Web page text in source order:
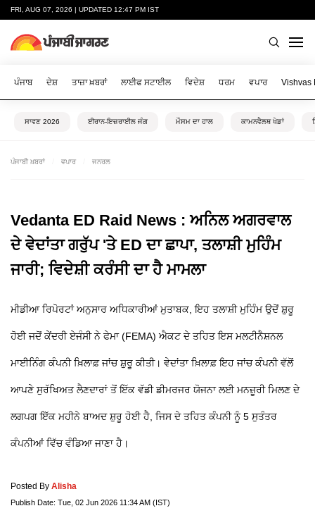
FRI, AUG 07, 2026 | UPDATED 12:47 PM IST
ਪੰਜਾਬ ਦੇਸ਼ ਤਾਜ਼ਾ ਖ਼ਬਰਾਂ ਲਾਈਫ ਸਟਾਈਲ ਵਿਦੇਸ਼ ਧਰਮ ਵਪਾਰ Vishvas
ਸਾਵਣ 2026 ਈਰਾਨ-ਇਜ਼ਰਾਈਲ ਜੰਗ ਮੌਸਮ ਦਾ ਹਾਲ ਕਾਮਨਵੈਲਥ ਖੇਡਾਂ
ਪੰਜਾਬੀ ਖ਼ਬਰਾਂ ਵਪਾਰ ਜਨਰਲ
Vedanta ED Raid News : ਅਨਿਲ ਅਗਰਵਾਲ
ਦੇ ਵੇਦਾਂਤਾ ਗਰੁੱਪ 'ਤੇ ED ਦਾ ਛਾਪਾ, ਤਲਾਸ਼ੀ ਮੁਹਿੰਮ
ਜਾਰੀ; ਵਿਦੇਸ਼ੀ ਕਰੰਸੀ ਦਾ ਹੈ ਮਾਮਲਾ
ਮੀਡੀਆ ਰਿਪੋਰਟਾਂ ਅਨੁਸਾਰ ਅਧਿਕਾਰੀਆਂ ਮੁਤਾਬਕ, ਇਹ ਤਲਾਸ਼ੀ ਮੁਹਿੰਮ ਉਦੋਂ ਸ਼ੁਰੂ
ਹੋਈ ਜਦੋਂ ਕੇਂਦਰੀ ਏਜੰਸੀ ਨੇ ਫੇਮਾ (FEMA) ਐਕਟ ਦੇ ਤਹਿਤ ਇਸ ਮਲਟੀਨੈਸ਼ਨਲ
ਮਾਈਨਿੰਗ ਕੰਪਨੀ ਖ਼ਿਲਾਫ਼ ਜਾਂਚ ਸ਼ੁਰੂ ਕੀਤੀ। ਵੇਦਾਂਤਾ ਖ਼ਿਲਾਫ਼ ਇਹ ਜਾਂਚ ਕੰਪਨੀ ਵੱਲੋਂ
ਆਪਣੇ ਸੁਰੱਖਿਅਤ ਲੈਣਦਾਰਾਂ ਤੋਂ ਇੱਕ ਵੱਡੀ ਡੀਮਰਜਰ ਯੋਜਨਾ ਲਈ ਮਨਜ਼ੂਰੀ ਮਿਲਣ ਦੇ
ਲਗਪਗ ਇੱਕ ਮਹੀਨੇ ਬਾਅਦ ਸ਼ੁਰੂ ਹੋਈ ਹੈ, ਜਿਸ ਦੇ ਤਹਿਤ ਕੰਪਨੀ ਨੂੰ 5 ਸੁਤੰਤਰ
ਕੰਪਨੀਆਂ ਵਿੱਚ ਵੰਡਿਆ ਜਾਣਾ ਹੈ।
Posted By Alisha
Publish Date: Tue, 02 Jun 2026 11:34 AM (IST)